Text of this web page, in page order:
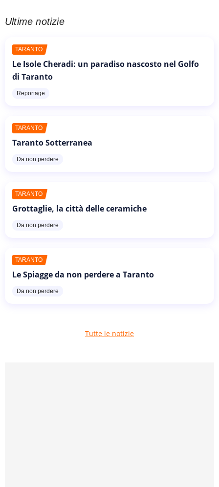
Ultime notizie
TARANTO
Le Isole Cheradi: un paradiso nascosto nel Golfo
di Taranto
Reportage
TARANTO
Taranto Sotterranea
Da non perdere
TARANTO
Grottaglie, la città delle ceramiche
Da non perdere
TARANTO
Le Spiagge da non perdere a Taranto
Da non perdere
Tutte le notizie